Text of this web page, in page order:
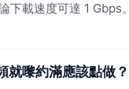
下載速度可達 1
就嚟約滿應該點做？